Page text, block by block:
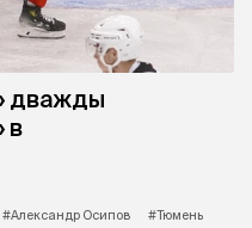
дважды
в
#Александр Осипов
#Тюмень